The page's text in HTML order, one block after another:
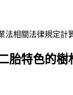
相關法律規定計
胎特色的樹